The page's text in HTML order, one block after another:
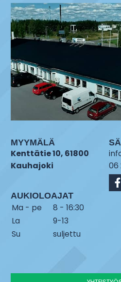
MYYMÄLÄ
Kenttätie 10, 61800
Kauhajoki
AUKIOLOAJAT
Ma - pe
8 - 16:30
La
9-13
Su
suljettu
06